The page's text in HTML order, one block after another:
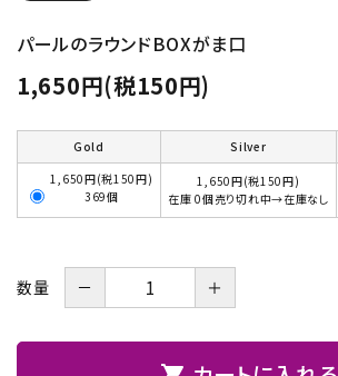
ガイドライン
お問い合わせ
パールのラウンドBOXがま口
1,650円(税150円)
Gold Silver
1,650円(税150円)
369個
1,650円(税150円)
在庫 0個売り切れ中→在庫なし
数量 － ＋